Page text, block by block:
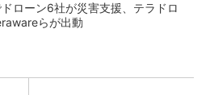
ローン6社が災害支援、テラドロ
らが出動